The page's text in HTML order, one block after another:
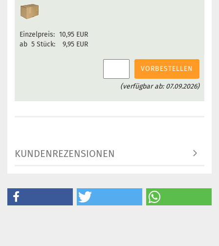
Einzelpreis: 10,95 EUR
ab 5 Stück:
9,95 EUR
VORBESTELLEN
(verfügbar ab: 07.09.2026)
KUNDENREZENSIONEN